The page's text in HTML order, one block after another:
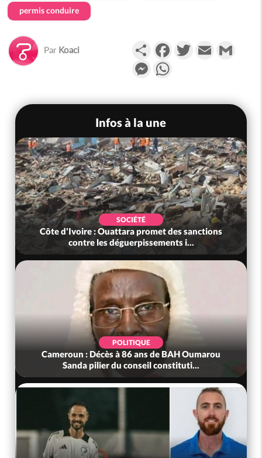
permis conduire
Par Koaci PartagerFacebookTwitterEmail
Messenger
Infos à la une
SOCIÉTÉ
Côte d'Ivoire : Ouattara promet des sanctions
contre les déguerpissements i...
POLITIQUE
Cameroun : Décès à 86 ans de BAH Oumarou
Sanda pilier du conseil constituti...